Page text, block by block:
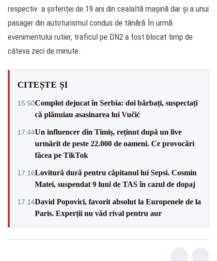
respectiv a șoferiței de 19 ani din cealaltă mașină dar și a unui
pasager din autoturismul condus de tânără.În urmă
evenimentului rutier, traficul pe DN2 a fost blocat timp de
câteva zeci de minute.
CITEȘTE ȘI
15:50Complot dejucat în Serbia: doi bărbați, suspectați
că plănuiau asasinarea lui Vučić
17:44Un influencer din Timiș, reținut după un live
urmărit de peste 22.000 de oameni. Ce provocări
făcea pe TikTok
17:16Lovitură dură pentru căpitanul lui Sepsi. Cosmin
Matei, suspendat 9 luni de TAS în cazul de dopaj
17:14David Popovici, favorit absolut la Europenele de la
Paris. Experții nu văd rival pentru aur